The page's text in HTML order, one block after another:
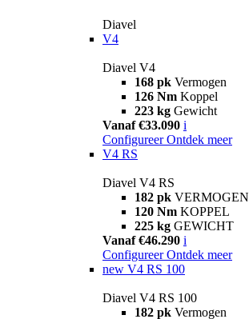
Diavel
V4
Diavel V4
168 pk Vermogen
126 Nm Koppel
223 kg Gewicht
Vanaf €33.090 i
Configureer Ontdek meer
V4 RS
Diavel V4 RS
182 pk VERMOGEN
120 Nm KOPPEL
225 kg GEWICHT
Vanaf €46.290 i
Configureer Ontdek meer
new V4 RS 100
Diavel V4 RS 100
182 pk Vermogen